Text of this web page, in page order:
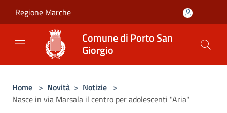
Regione Marche
Comune di Porto San
Giorgio
Home > Novità > Notizie >
Nasce in via Marsala il centro per adolescenti "Aria"